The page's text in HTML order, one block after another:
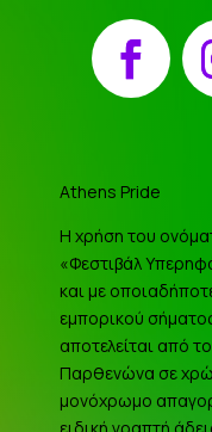
Facebook
Athens Pride
Η χρήση του
«Φεστιβάλ
και με
εμπορικού
αποτελείται από
Παρθενώνα σε
μονόχρωμο